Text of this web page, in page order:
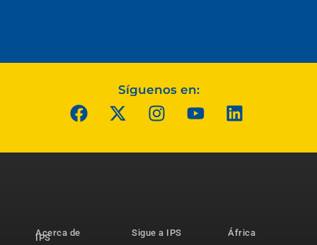
Síguenos en:
Acerca de
IPS
Sigue a IPS
África